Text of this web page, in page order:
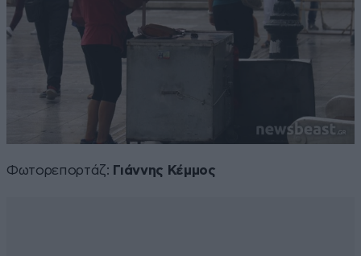
Φωτορεπορτάζ: Γιάννης Κέμμος